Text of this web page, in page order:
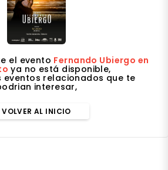
el evento Fernando Ubiergo en
ya no está disponible,
eventos relacionados que te
interesar,
VOLVER AL INICIO